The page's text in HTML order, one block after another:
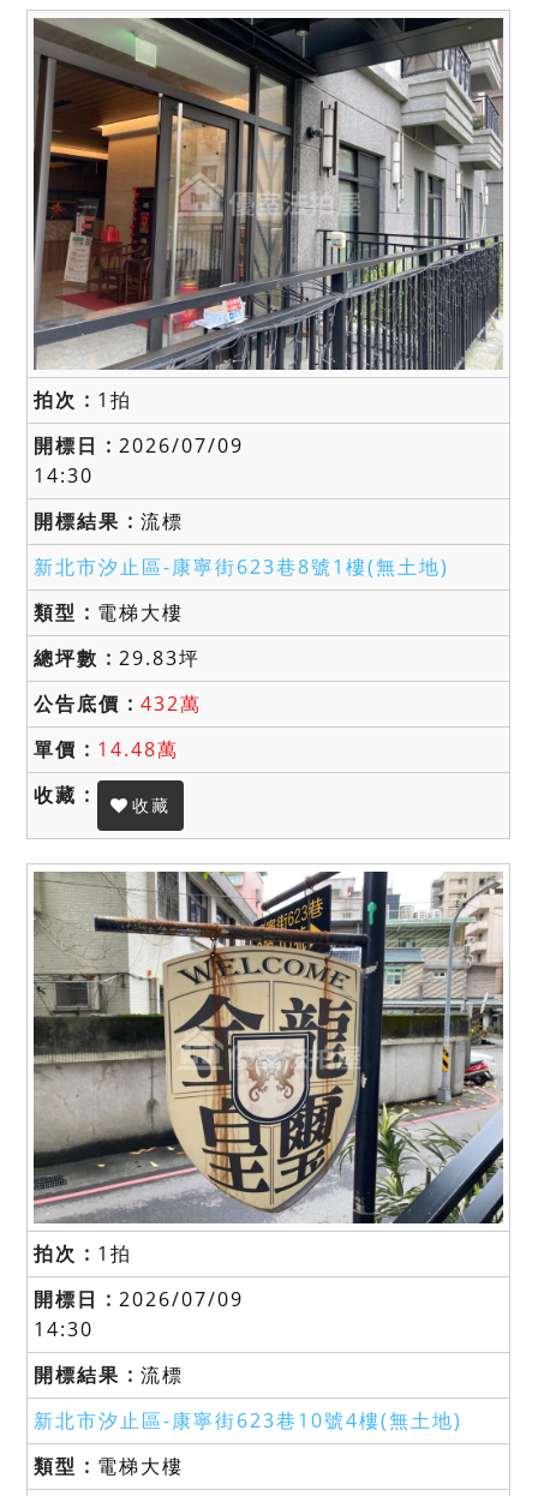
1拍
2026/07/09
14:30
流標
新北市汐止區-康寧街623巷8號1樓(無土地)
電梯大樓
29.83坪
432萬
14.48萬
收藏
1拍
2026/07/09
14:30
流標
新北市汐止區-康寧街623巷10號4樓(無土地)
電梯大樓